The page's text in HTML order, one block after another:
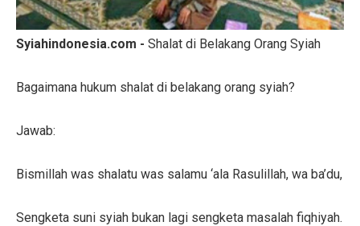
Syiahindonesia.com - Shalat di Belakang Orang Syiah
Bagaimana hukum shalat di belakang orang syiah?
Jawab:
Bismillah was shalatu was salamu ‘ala Rasulillah, wa ba’du,
Sengketa suni syiah bukan lagi sengketa masalah fiqhiyah.